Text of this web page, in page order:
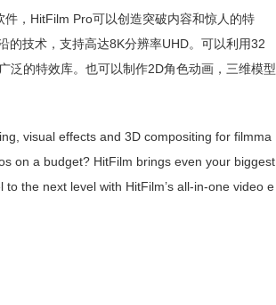
，HitFilm Pro可以创造突破内容和惊人的特
的技术，支持高达8K分辨率UHD。可以利用32
泛的特效库。也可以制作2D角色动画，三维模型
visual effects and 3D compositing for filmma
on a budget? HitFilm brings even your biggest
the next level with HitFilm’s all-in-one video e